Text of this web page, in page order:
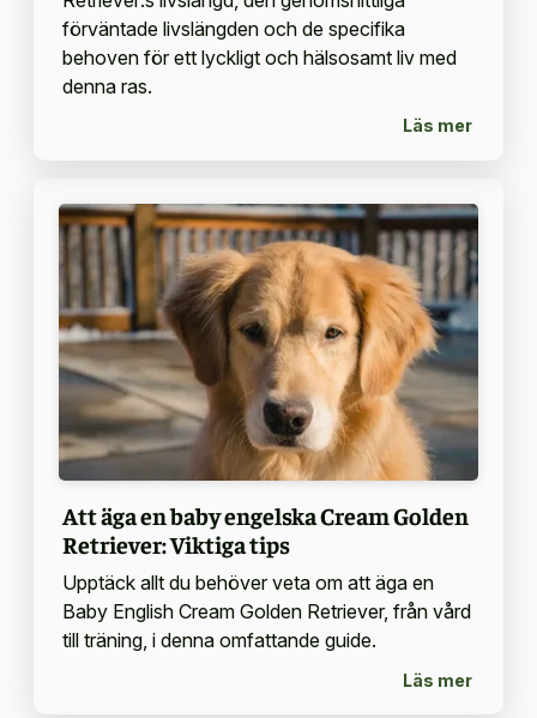
förväntade livslängden och de specifika
behoven för ett lyckligt och hälsosamt liv med
denna ras.
Läs mer
Att äga en baby engelska Cream Golden
Retriever: Viktiga tips
Upptäck allt du behöver veta om att äga en
Baby English Cream Golden Retriever, från vård
till träning, i denna omfattande guide.
Läs mer